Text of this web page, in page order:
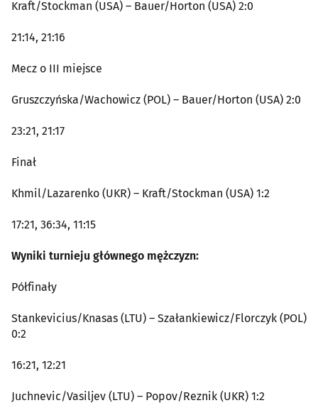
Kraft/Stockman (USA) – Bauer/Horton (USA) 2:0
21:14, 21:16
Mecz o III miejsce
Gruszczyńska/Wachowicz (POL) – Bauer/Horton (USA) 2:0
23:21, 21:17
Finał
Khmil/Lazarenko (UKR) – Kraft/Stockman (USA) 1:2
17:21, 36:34, 11:15
Wyniki turnieju głównego mężczyzn:
Półfinały
Stankevicius/Knasas (LTU) – Szałankiewicz/Florczyk (POL)
0:2
16:21, 12:21
Juchnevic/Vasiljev (LTU) – Popov/Reznik (UKR) 1:2